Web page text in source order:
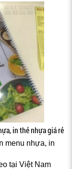
in thẻ nhựa giá rẻ
menu nhựa, in
tại Việt Nam